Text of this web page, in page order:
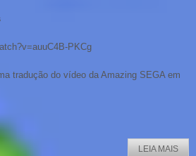
PKCg
tradução do vídeo da Amazing SEGA em
LEIA MAIS